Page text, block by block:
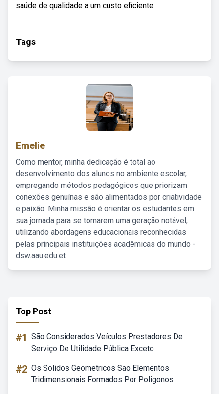
saúde de qualidade a um custo eficiente.
Tags
Emelie
Como mentor, minha dedicação é total ao
desenvolvimento dos alunos no ambiente escolar,
empregando métodos pedagógicos que priorizam
conexões genuínas e são alimentados por criatividade
e paixão. Minha missão é orientar os estudantes em
sua jornada para se tornarem uma geração notável,
utilizando abordagens educacionais reconhecidas
pelas principais instituições acadêmicas do mundo -
dsw.aau.edu.et.
Top Post
#1 São Considerados Veículos Prestadores De
Serviço De Utilidade Pública Exceto
#2 Os Solidos Geometricos Sao Elementos
Tridimensionais Formados Por Poligonos